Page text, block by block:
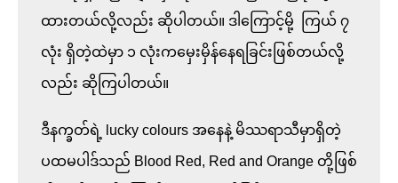
ထားတယ်လို့လည်း ဆိုပါတယ်။ ဒါကြောင့်မို့  ကြယ် ၇
လုံး ရှိတဲ့ထဲမှာ ၁ လုံးကမှေးမှိန်နေရခြင်းဖြစ်တယ်လို့
လည်း ဆိုကြပါတယ်။
ဒီနက္ခတ်ရဲ့ lucky colours အနေနဲ့ မိဿရာသီမှာရှိတဲ့
ပထမပါဒ်သည် Blood Red, Red and Orange တို့ဖြစ်